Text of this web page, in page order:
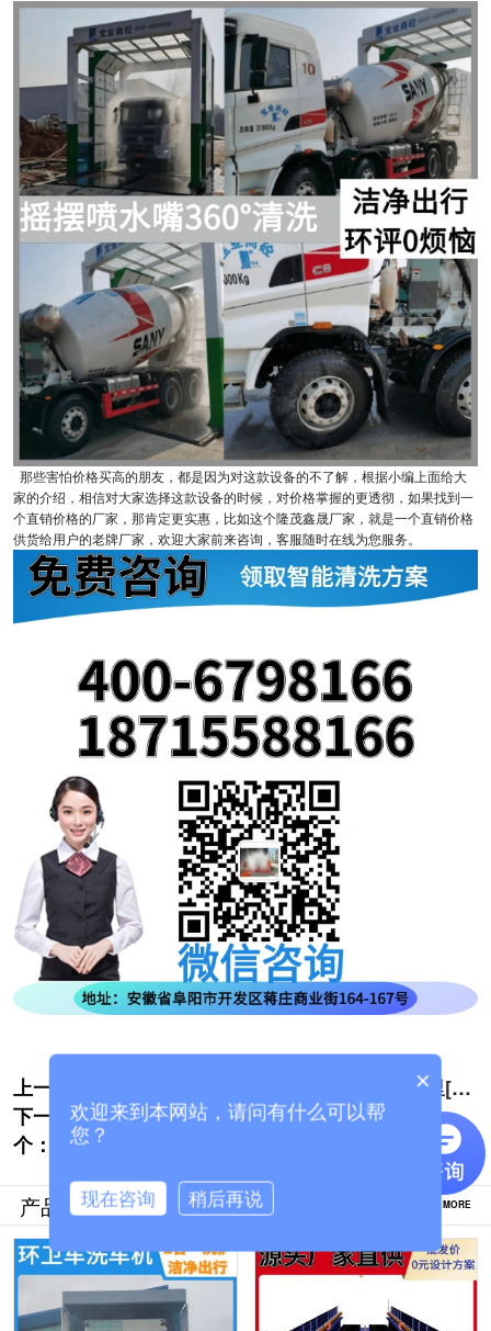
那些害怕价格买高的朋友，都是因为对这款设备的不了解，根据小编上面给大
家的介绍，相信对大家选择这款设备的时候，对价格掌握的更透彻，如果找到一
个直销价格的厂家，那肯定更实惠，比如这个隆茂鑫晟厂家，就是一个直销价格
供货给用户的老牌厂家，欢迎大家前来咨询，客服随时在线为您服务。
上一个:
郑州龙门式洗车机-8年好口碑厂家在这里[隆
茂鑫晟]
下一
个：
龙门式工程洗车机-源头厂家支持定制[隆茂
鑫晟]
产品推荐 MORE
×
欢迎来到本网站，请问有什么可以帮
您？
现在咨询 稍后再说